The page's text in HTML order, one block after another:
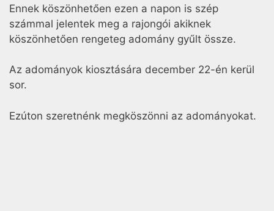
Ennek köszönhetően ezen a napon is szép
számmal jelentek meg a rajongói akiknek
köszönhetően rengeteg adomány gyűlt össze.
Az adományok kiosztására december 22-én kerül
sor.
Ezúton szeretnénk megköszönni az adományokat.